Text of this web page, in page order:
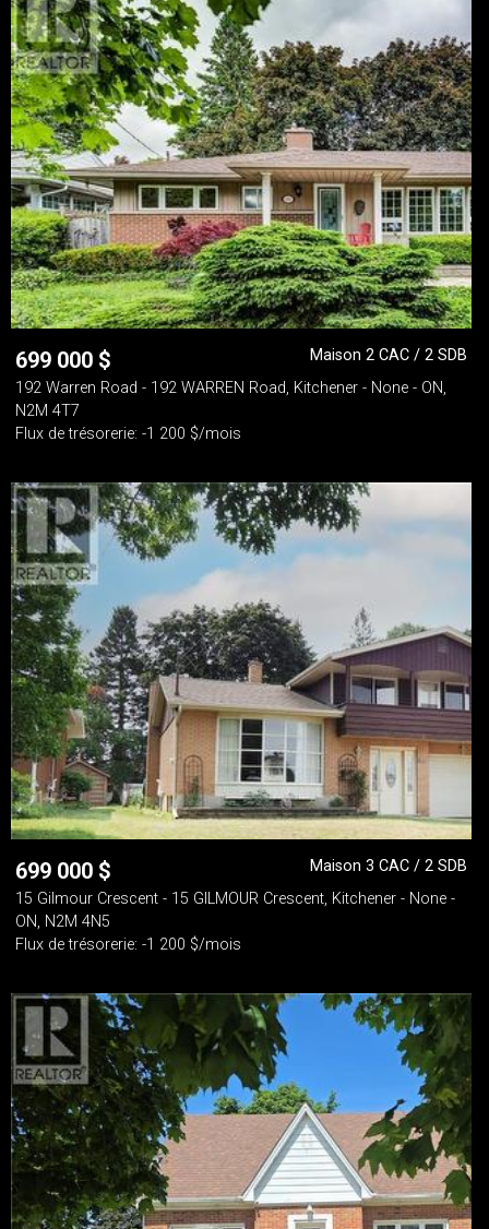
699 000 $
Maison 2 CAC / 2 SDB
192 Warren Road - 192 WARREN Road, Kitchener - None - ON,
N2M 4T7
Flux de trésorerie: -1 200 $/mois
699 000 $
Maison 3 CAC / 2 SDB
15 Gilmour Crescent - 15 GILMOUR Crescent, Kitchener - None -
ON, N2M 4N5
Flux de trésorerie: -1 200 $/mois